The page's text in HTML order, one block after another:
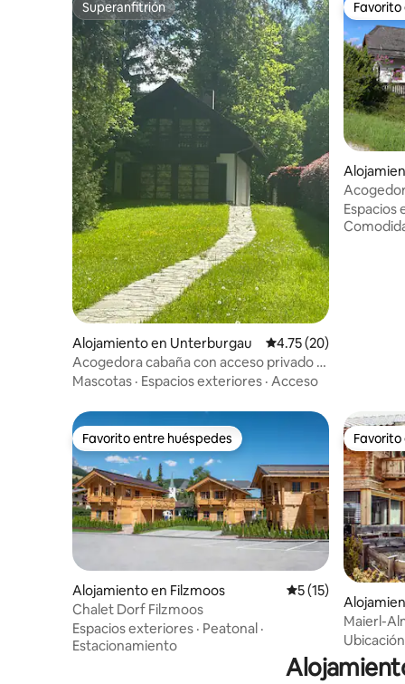
Superanfitrión
Superanfitrión
Alojamiento en Unterburgau Calificación promedio:
4.75 (20)
Acogedora cabaña con acceso privado al
lago
Mascotas · Espacios exteriores · Acceso
m
Espacios
Favorito entre huéspedes
Favorito entre huéspedes
Alojamiento en Filzmoos Calificación
5 (15)
Chalet Dorf Filzmoos
Espacios exteriores · Peatonal ·
Estacionamiento
Maierl-
Ubicación